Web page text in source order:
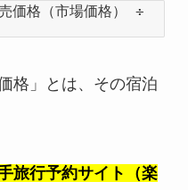
価格（市場価格） ÷
格」とは、その宿泊
旅行予約サイト（楽